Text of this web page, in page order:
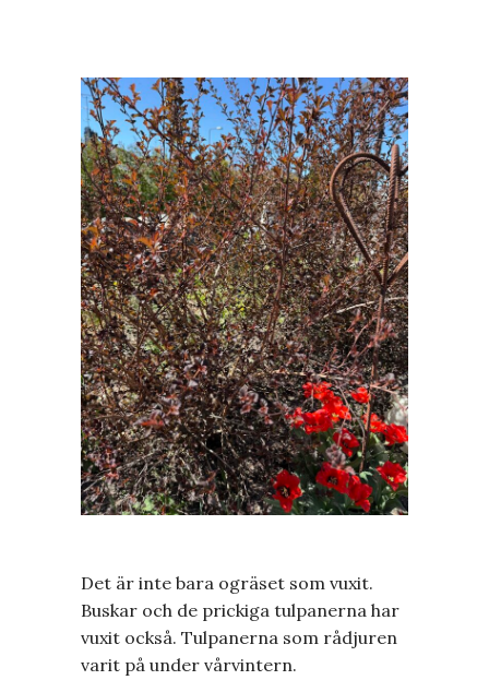
Det är inte bara ogräset som vuxit.
Buskar och de prickiga tulpanerna har
vuxit också. Tulpanerna som rådjuren
varit på under vårvintern.